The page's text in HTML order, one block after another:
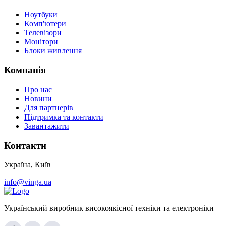
Ноутбуки
Комп'ютери
Телевізори
Монітори
Блоки живлення
Компанія
Про нас
Новини
Для партнерів
Підтримка та контакти
Завантажити
Контакти
Україна, Київ
info@vinga.ua
Український виробник високоякісної техніки та електроніки